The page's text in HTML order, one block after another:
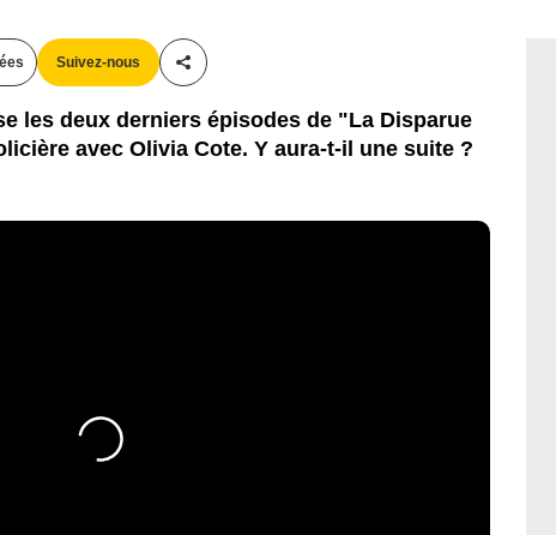
Suivez-nous
Partager cet article
les deux derniers épisodes de "La Disparue
avec Olivia Cote. Y aura-t-il une suite ?